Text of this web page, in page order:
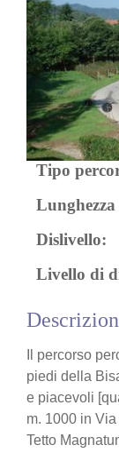
Tipo
Dislivello:
Livello di
Il percorso
piedi della
e piacevoli
m. 1000 in
Tetto